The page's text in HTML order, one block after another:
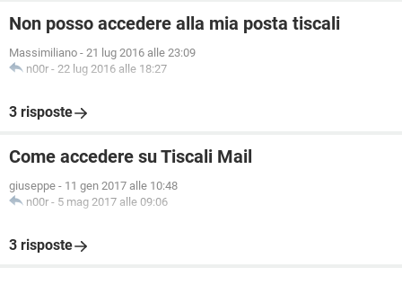
Non posso accedere alla mia posta tiscali
Massimiliano - 21 lug 2016 alle 23:09
n00r - 22 lug 2016 alle 18:27
3 risposte
Come accedere su Tiscali Mail
giuseppe - 11 gen 2017 alle 10:48
n00r - 5 mag 2017 alle 09:06
3 risposte